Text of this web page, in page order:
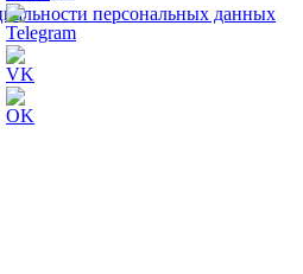
персональных данных